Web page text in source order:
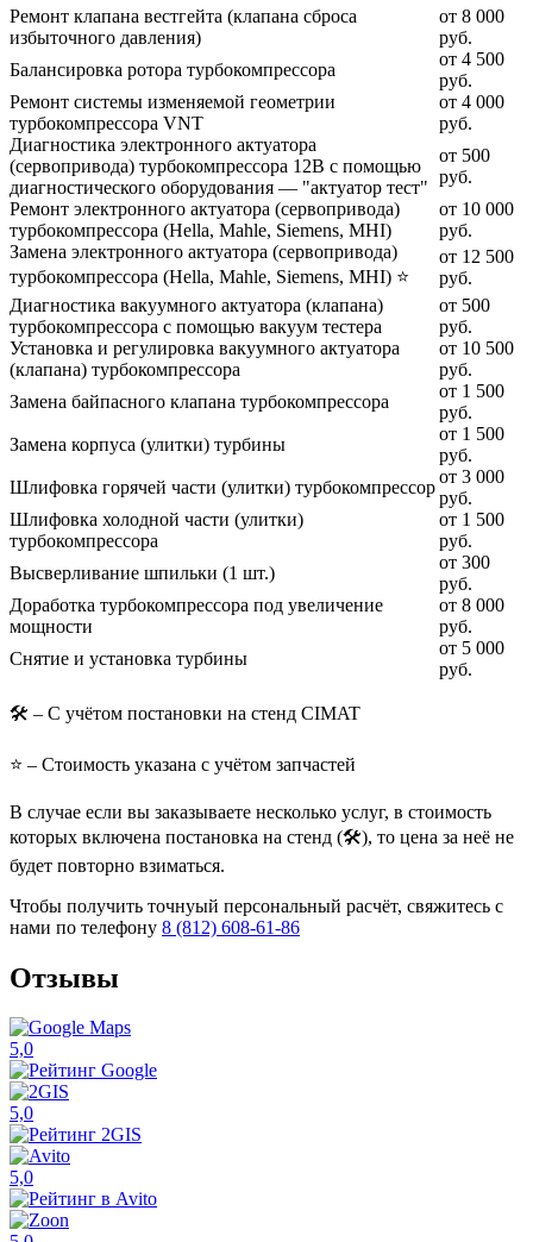
Ремонт клапана вестгейта (клапана сброса
избыточного давления)
от 8 000
руб.
Балансировка ротора турбокомпрессора
от 4 500
руб.
Ремонт системы изменяемой геометрии
турбокомпрессора VNT
от 4 000
руб.
Диагностика электронного актуатора
(сервопривода) турбокомпрессора 12В с помощью
диагностического оборудования — "актуатор тест"
от 500
руб.
Ремонт электронного актуатора (сервопривода)
турбокомпрессора (Hella, Mahle, Siemens, MHI)
от 10 000
руб.
Замена электронного актуатора (сервопривода)
турбокомпрессора (Hella, Mahle, Siemens, MHI) ⭐
от 12 500
руб.
Диагностика вакуумного актуатора (клапана)
турбокомпрессора с помощью вакуум тестера
от 500
руб.
Установка и регулировка вакуумного актуатора
(клапана) турбокомпрессора
от 10 500
руб.
Замена байпасного клапана турбокомпрессора
от 1 500
руб.
Замена корпуса (улитки) турбины
от 1 500
руб.
Шлифовка горячей части (улитки) турбокомпрессор
от 3 000
руб.
Шлифовка холодной части (улитки)
турбокомпрессора
от 1 500
руб.
Высверливание шпильки (1 шт.)
от 300
руб.
Доработка турбокомпрессора под увеличение
мощности
от 8 000
руб.
Снятие и установка турбины
от 5 000
руб.
🛠️ – С учётом постановки на стенд CIMAT
⭐ – Стоимость указана с учётом запчастей
В случае если вы заказываете несколько услуг, в стоимость
которых включена постановка на стенд (🛠️), то цена за неё не
будет повторно взиматься.
Чтобы получить точнуый персональный расчёт, свяжитесь с
нами по телефону 8 (812) 608-61-86
Отзывы
5,0
5,0
5,0